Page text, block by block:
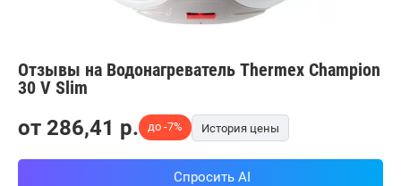
Отзывы на Водонагреватель Thermex Champion
30 V Slim
от 286,41 p. до -7% История цены
Спросить AI